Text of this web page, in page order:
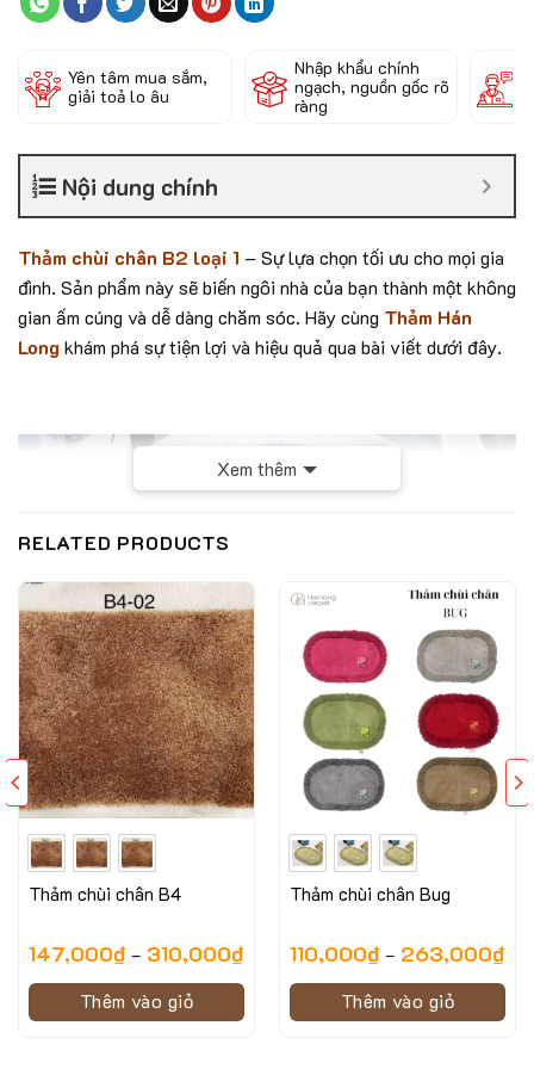
Yên tâm mua sắm,
giải toả lo âu
Nhập khẩu chính
ngạch, nguồn gốc rõ
ràng
Nội dung chính
Thảm chùi chân B2 loại 1 – Sự lựa chọn tối ưu cho mọi gia
đình. Sản phẩm này sẽ biến ngôi nhà của bạn thành một không
gian ấm cúng và dễ dàng chăm sóc. Hãy cùng Thảm Hán
Long khám phá sự tiện lợi và hiệu quả qua bài viết dưới đây.
Đặc điểm nổi bật của mẫu thảm chùi chân B2
Xem thêm
RELATED PRODUCTS
Thảm chùi chân B4
147,000₫– 310,000₫
Thêm vào giỏ
Thảm chùi chân Bug
110,000₫– 263,000₫
Thêm vào giỏ